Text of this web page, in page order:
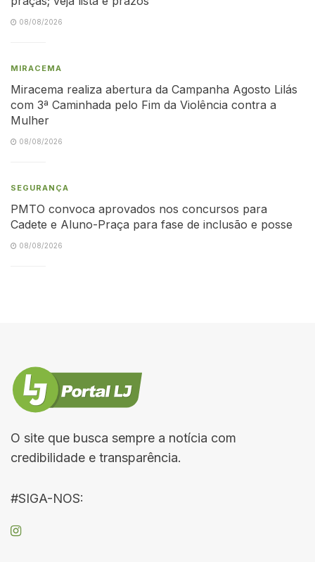
08/08/2026
MIRACEMA
Miracema realiza abertura da Campanha Agosto Lilás
com 3ª Caminhada pelo Fim da Violência contra a
Mulher
08/08/2026
SEGURANÇA
PMTO convoca aprovados nos concursos para
Cadete e Aluno-Praça para fase de inclusão e posse
08/08/2026
O site que busca sempre a notícia com
credibilidade e transparência.
#SIGA-NOS: